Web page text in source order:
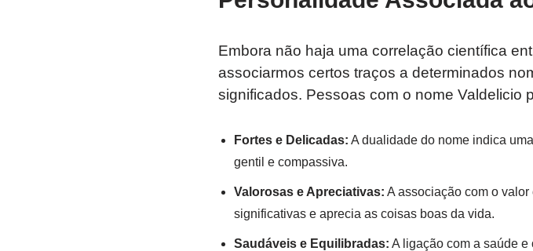
Embora não haja uma correlação científica
associarmos certos traços a determinados
significados. Pessoas com o nome Valdelicio
Fortes e Delicadas: A dualidade do nome indica
gentil e compassiva.
Valorosas e Apreciativas: A associação com o
significativas e aprecia as coisas boas da vida.
Saudáveis e Equilibradas: A ligação com a saúde